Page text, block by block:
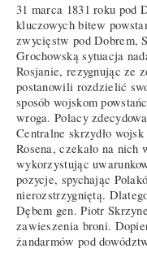
31 marca 1831 roku pod
kluczowych bitew
zwycięstw pod Dobrem,
Grochowską sytuacja
Rosjanie, rezygnując ze
postanowili rozdzielić
sposób wojskom
wroga. Polacy
Centralne skrzydło
Rosena, czekało na nich
wykorzystując
pozycje, spychając
nierozstrzygniętą.
Dębem gen. Piotr
zawieszenia broni.
żandarmów pod